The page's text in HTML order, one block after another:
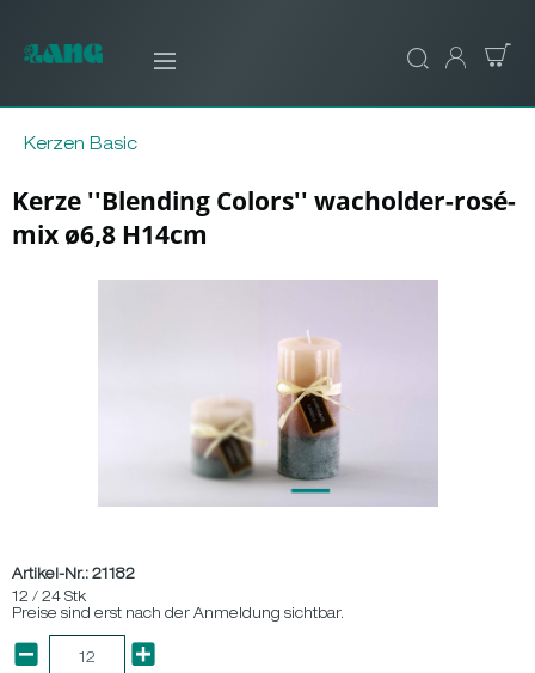
Kerzen Basic
Kerze ''Blending Colors'' wacholder-rosé-
mix ø6,8 H14cm
Artikel-Nr.: 21182
12 / 24 Stk
Preise sind erst nach der Anmeldung sichtbar.